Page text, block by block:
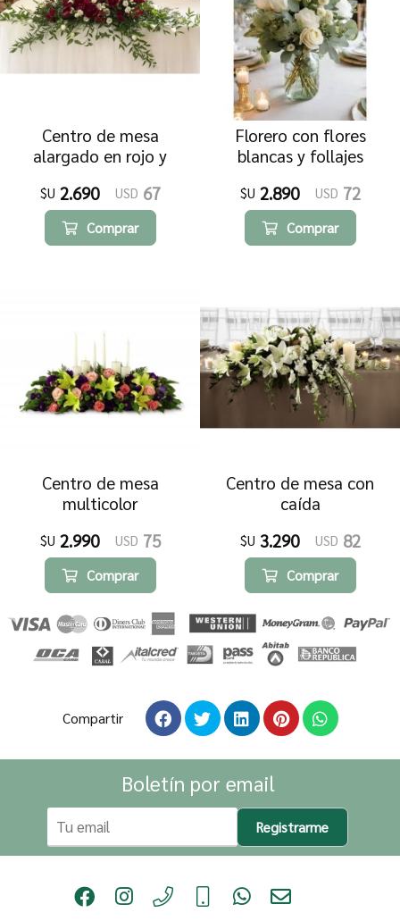
Centro de mesa
alargado en rojo y
$U 2.690 USD 67
Comprar
Florero con flores
blancas y follajes
$U 2.890 USD 72
Comprar
Centro de mesa
multicolor
$U 2.990 USD 75
Comprar
Centro de mesa con
caída
$U 3.290 USD 82
Comprar
Compartir
Boletín por email
Registrarme